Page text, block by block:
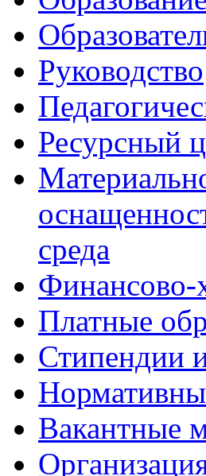
Руководство
Ресурсный
среда
Финансово-
Платные
Стипендии
Вакантные